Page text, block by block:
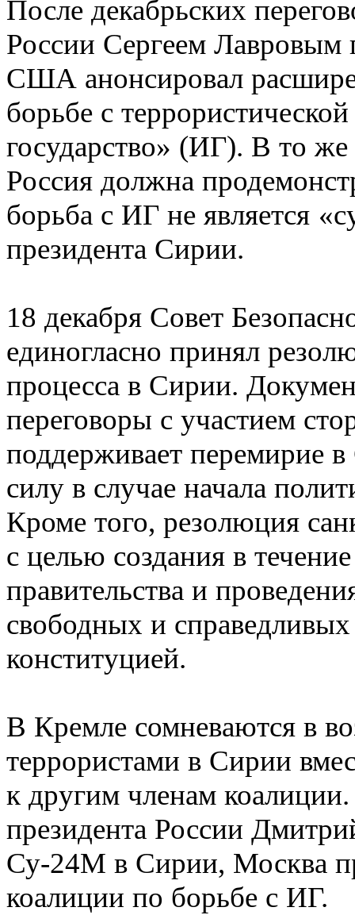
После декабрьских
России Сергеем Лавровым
США анонсировал
борьбе с
государство» (ИГ). В то
Россия должна
борьба с ИГ не является
президента Сирии.
18 декабря Совет
единогласно принял
процесса в Сирии.
переговоры с участием
поддерживает перемирие
силу в случае начала
Кроме того, резолюция
с целью создания в
правительства и
свободных и
конституцией.
В Кремле сомневаются в
террористами в Сирии
к другим членам коалиции.
президента России
Су-24М в Сирии, Москва
коалиции по борьбе с ИГ.